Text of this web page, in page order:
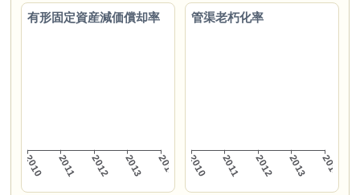
有形固定資産減価償却率 管渠老朽化率